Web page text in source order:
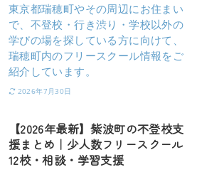
東京都瑞穂町やその周辺にお住まい
で、不登校・行き渋り・学校以外の
学びの場を探している方に向けて、
瑞穂町内のフリースクール情報をご
紹介しています。
2026年7月30日
【2026年最新】紫波町の不登校支
援まとめ｜少人数フリースクール
12校・相談・学習支援